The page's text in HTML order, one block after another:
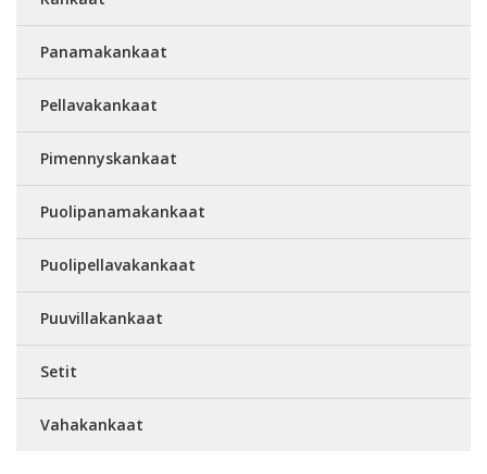
Panamakankaat
Pellavakankaat
Pimennyskankaat
Puolipanamakankaat
Puolipellavakankaat
Puuvillakankaat
Setit
Vahakankaat